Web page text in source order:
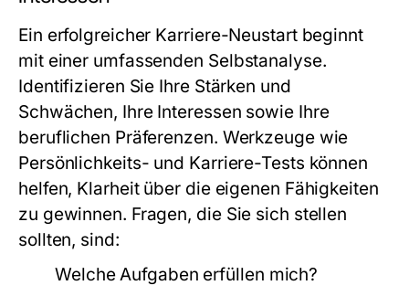
Ein erfolgreicher Karriere-Neustart beginnt
mit einer umfassenden Selbstanalyse.
Identifizieren Sie Ihre Stärken und
Schwächen, Ihre Interessen sowie Ihre
beruflichen Präferenzen. Werkzeuge wie
Persönlichkeits- und Karriere-Tests können
helfen, Klarheit über die eigenen Fähigkeiten
zu gewinnen. Fragen, die Sie sich stellen
sollten, sind:
Welche Aufgaben erfüllen mich?